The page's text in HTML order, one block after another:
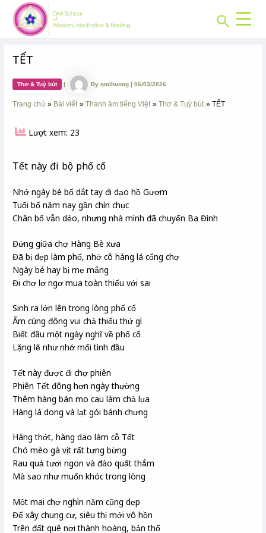
content
Search
TẾT
Thơ & Tuỳ bút | Byomihuong|06/03/2026
Trang chủ Bài viết Thanh âm tiếng Việt Thơ & Tuỳ bút TẾT
Lượt xem: 23
Tết này đi bộ phố cổ
Nhớ ngày bé bố dắt tay đi dạo hồ Gươm
Tuổi bố năm nay gần chín chục
Chân bố vẫn dẻo, nhưng nhà mình đã chuyển Ba Đình
Đứng giữa chợ Hàng Bè xưa
Đã bị dẹp làm phố, nhớ cô hàng lá cổng chợ
Ngày bé hay bị mẹ mắng
Đi chợ lơ ngơ mua toàn thiếu với sai
Sinh ra lớn lên trong lòng phố cổ
Ấm cúng đông vui chả thiếu thứ gì
Biết đâu một ngày nghĩ về phố cổ
Lặng lẽ như nhớ mối tình đầu
Tết này được đi chợ phiên
Phiên Tết đông hơn ngày thường
Thêm hàng bán mo cau làm chả lụa
Hàng lá dong và lạt gói bánh chưng
Hàng thớt, hàng dao làm cỗ Tết
Chó mèo gà vịt rất tưng bừng
Rau quả tươi ngon và đào quất thắm
Mà sao như muốn khóc trong lòng
Một mai chợ nghìn năm cũng dẹp
Để xây chung cư, siêu thị mới vô hồn
Trên đất quê nơi thành hoàng, bản thổ
Post
navigation
CHUYÊN
MỤC: